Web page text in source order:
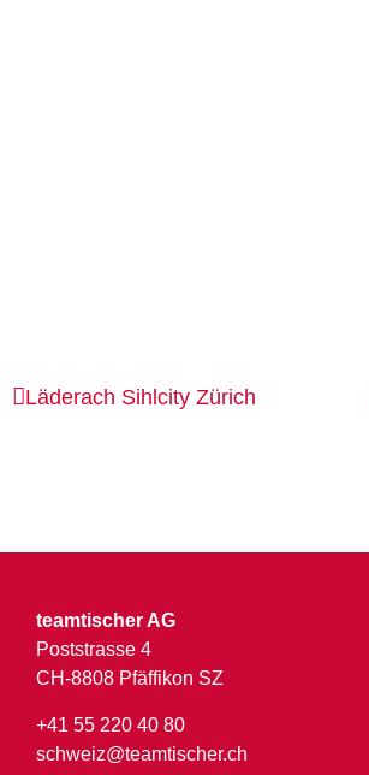
Läderach Sihlcity Zürich
teamtischer AG
Poststrasse 4
CH-8808 Pfäffikon SZ
+41 55 220 40 80
schweiz@teamtischer.ch